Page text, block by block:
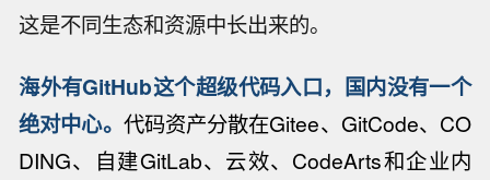
这是不同生态和资源中长出来的。
海外有GitHub这个超级代码入口，国内没有一个
绝对中心。 代码资产分散在Gitee、GitCode、CO
DING、自建GitLab、云效、CodeArts和企业内